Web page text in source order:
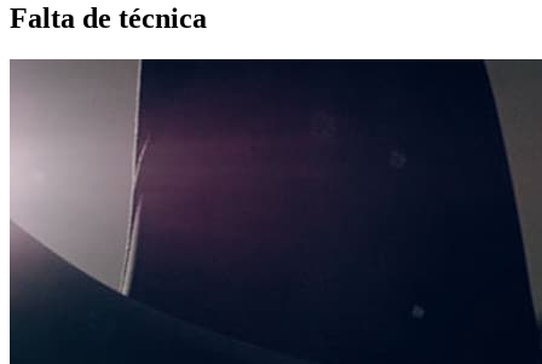
Falta de técnica